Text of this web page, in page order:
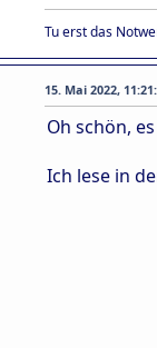
Tu erst das
15. Mai 2022,
Oh schön,
Ich lese in